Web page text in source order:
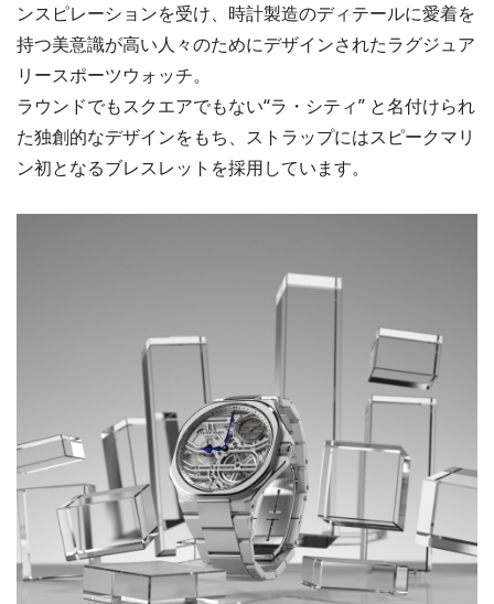
ンスピレーションを受け、時計製造のディテールに愛着を
持つ美意識が高い人々のためにデザインされたラグジュア
リースポーツウォッチ。
ラウンドでもスクエアでもない“ラ・シティ” と名付けられ
た独創的なデザインをもち、ストラップにはスピークマリ
ン初となるブレスレットを採用しています。